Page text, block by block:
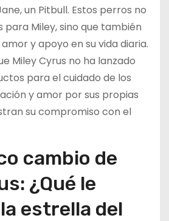
un Pitbull. Estos perros no
para Miley, sino que también
y apoyo en su vida diaria.
Miley Cyrus no ha lanzado
para el cuidado de los
y amor por sus propias
su compromiso con el
cambio de
¿Qué le
estrella del